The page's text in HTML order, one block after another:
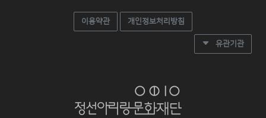
이용약관 개인정보처리방침
유관기관